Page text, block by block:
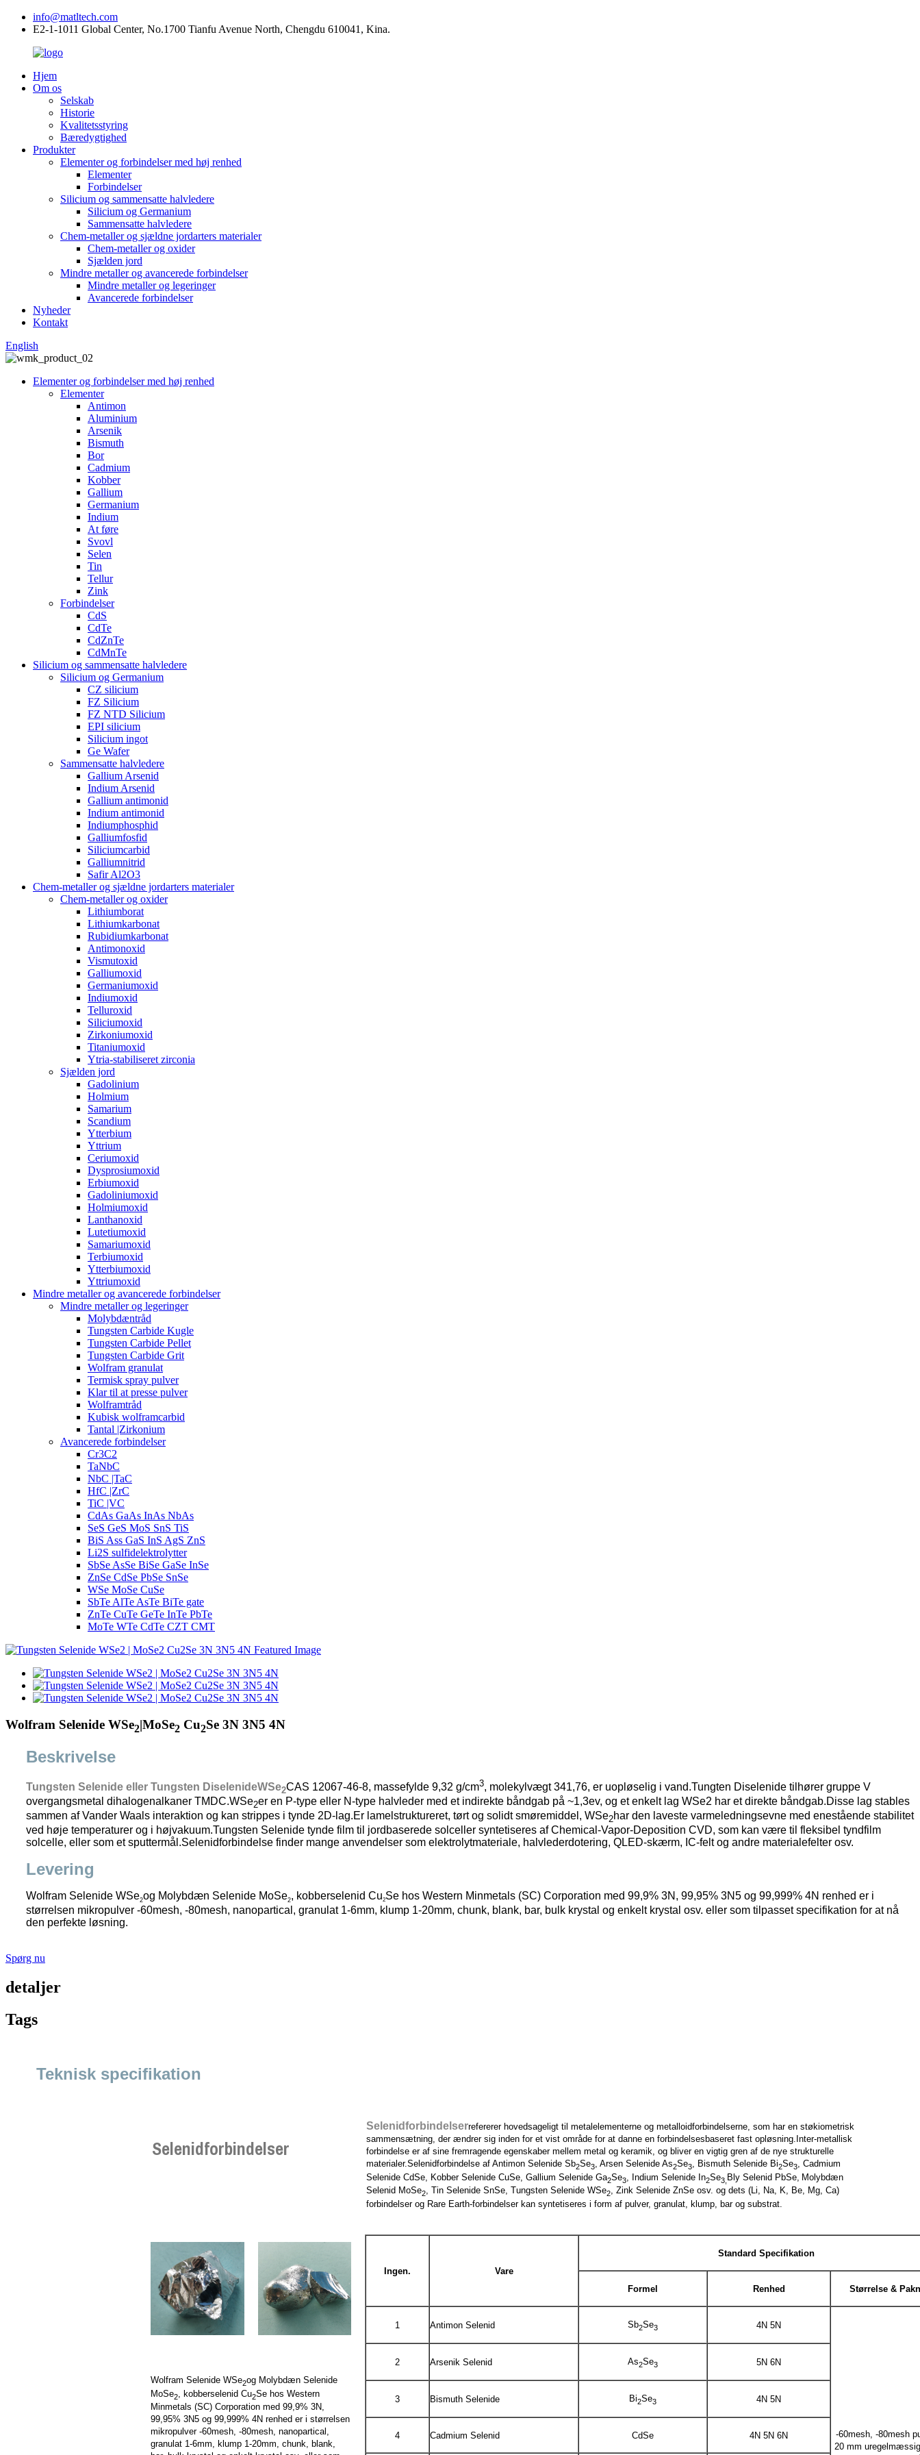
info@matltech.com
E2-1-1011 Global Center, No.1700 Tianfu Avenue North, Chengdu 610041, Kina.
Hjem
Om os
Selskab
Historie
Kvalitetsstyring
Bæredygtighed
Produkter
Elementer og forbindelser med høj renhed
Elementer
Forbindelser
Silicium og sammensatte halvledere
Silicium og Germanium
Sammensatte halvledere
Chem-metaller og sjældne jordarters materialer
Chem-metaller og oxider
Sjælden jord
Mindre metaller og avancerede forbindelser
Mindre metaller og legeringer
Avancerede forbindelser
Nyheder
Kontakt
English
Elementer og forbindelser med høj renhed
Elementer
Antimon
Aluminium
Arsenik
Bismuth
Bor
Cadmium
Kobber
Gallium
Germanium
Indium
At føre
Svovl
Selen
Tin
Tellur
Zink
Forbindelser
CdS
CdTe
CdZnTe
CdMnTe
Silicium og sammensatte halvledere
Silicium og Germanium
CZ silicium
FZ Silicium
FZ NTD Silicium
EPI silicium
Silicium ingot
Ge Wafer
Sammensatte halvledere
Gallium Arsenid
Indium Arsenid
Gallium antimonid
Indium antimonid
Indiumphosphid
Galliumfosfid
Siliciumcarbid
Galliumnitrid
Safir Al2O3
Chem-metaller og sjældne jordarters materialer
Chem-metaller og oxider
Lithiumborat
Lithiumkarbonat
Rubidiumkarbonat
Antimonoxid
Vismutoxid
Galliumoxid
Germaniumoxid
Indiumoxid
Telluroxid
Siliciumoxid
Zirkoniumoxid
Titaniumoxid
Ytria-stabiliseret zirconia
Sjælden jord
Gadolinium
Holmium
Samarium
Scandium
Ytterbium
Yttrium
Ceriumoxid
Dysprosiumoxid
Erbiumoxid
Gadoliniumoxid
Holmiumoxid
Lanthanoxid
Lutetiumoxid
Samariumoxid
Terbiumoxid
Ytterbiumoxid
Yttriumoxid
Mindre metaller og avancerede forbindelser
Mindre metaller og legeringer
Molybdæntråd
Tungsten Carbide Kugle
Tungsten Carbide Pellet
Tungsten Carbide Grit
Wolfram granulat
Termisk spray pulver
Klar til at presse pulver
Wolframtråd
Kubisk wolframcarbid
Tantal |Zirkonium
Avancerede forbindelser
Cr3C2
TaNbC
NbC |TaC
HfC |ZrC
TiC |VC
CdAs GaAs InAs NbAs
SeS GeS MoS SnS TiS
BiS Ass GaS InS AgS ZnS
Li2S sulfidelektrolytter
SbSe AsSe BiSe GaSe InSe
ZnSe CdSe PbSe SnSe
WSe MoSe CuSe
SbTe AlTe AsTe BiTe gate
ZnTe CuTe GeTe InTe PbTe
MoTe WTe CdTe CZT CMT
Wolfram Selenide WSe2|MoSe2 Cu2Se 3N 3N5 4N
Beskrivelse
Tungsten Selenide eller Tungsten DiselenideWSe2CAS 12067-46-8, massefylde 9,32 g/cm3, molekylvægt 341,76, er uopløselig i vand.Tungten Diselenide tilhører gruppe V
overgangsmetal dihalogenalkaner TMDC.WSe2er en P-type eller N-type halvleder med et indirekte båndgab på ~1,3ev, og et enkelt lag WSe2 har et direkte båndgab.Disse lag stables
sammen af ​​Vander Waals interaktion og kan strippes i tynde 2D-lag.Er lamelstruktureret, tørt og solidt smøremiddel, WSe2har den laveste varmeledningsevne med enestående stabilitet
ved høje temperaturer og i højvakuum.Tungsten Selenide tynde film til jordbaserede solceller syntetiseres af Chemical-Vapor-Deposition CVD, som kan være til fleksibel tyndfilm
solcelle, eller som et sputtermål.Selenidforbindelse finder mange anvendelser som elektrolytmateriale, halvlederdotering, QLED-skærm, IC-felt og andre materialefelter osv.
Levering
Wolfram Selenide WSe2og Molybdæn Selenide MoSe2, kobberselenid Cu2Se hos Western Minmetals (SC) Corporation med 99,9% 3N, 99,95% 3N5 og 99,999% 4N renhed er i
størrelsen mikropulver -60mesh, -80mesh, nanopartical, granulat 1-6mm, klump 1-20mm, chunk, blank, bar, bulk krystal og enkelt krystal osv. eller som tilpasset specifikation for at nå
den perfekte løsning.
Spørg nu
detaljer
Tags
Teknisk specifikation
Selenidforbindelser
Selenidforbindelserrefererer hovedsageligt til metalelementerne og metalloidforbindelserne, som har en støkiometrisk
sammensætning, der ændrer sig inden for et vist område for at danne en forbindelsesbaseret fast opløsning.Inter-metallisk
forbindelse er af sine fremragende egenskaber mellem metal og keramik, og bliver en vigtig gren af ​​de nye strukturelle
materialer.Selenidforbindelse af Antimon Selenide Sb2Se3 , Arsen Selenide As2Se3 , Bismuth Selenide Bi2Se3
, Cadmium
Selenide CdSe, Kobber Selenide CuSe, Gallium Selenide Ga2Se3 , Indium Selenide In2Se3, Bly Selenid PbSe, Molybdæn
Selenid MoSe2, Tin Selenide SnSe, Tungsten Selenide WSe2, Zink Selenide ZnSe osv. og dets (Li, Na, K, Be, Mg, Ca)
forbindelser og Rare Earth-forbindelser kan syntetiseres i form af pulver, granulat, klump, bar og substrat.
Wolfram Selenide WSe2og Molybdæn Selenide
MoSe2 , kobberselenid Cu2Se hos Western
Minmetals (SC) Corporation med 99,9% 3N,
99,95% 3N5 og 99,999% 4N renhed er i størrelsen
mikropulver -60mesh, -80mesh, nanopartical,
granulat 1-6mm, klump 1-20mm, chunk, blank,
Ingen. Vare
Standard Specifikation
Formel Renhed Størrelse &
1 Antimon Selenid Sb2Se3 4N 5N
-60mesh, -80mesh
20 mm
2 Arsenik Selenid As2Se3 5N 6N
3 Bismuth Selenide Bi2Se3 4N 5N
4 Cadmium Selenid CdSe 4N 5N 6N